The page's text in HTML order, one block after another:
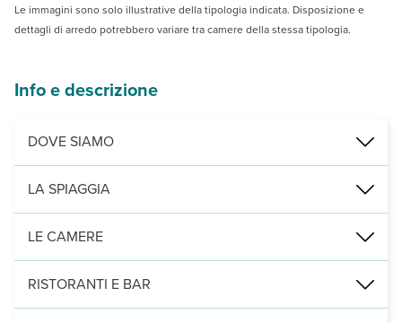
Le immagini sono solo illustrative della tipologia indicata. Disposizione e
dettagli di arredo potrebbero variare tra camere della stessa tipologia.
Info e descrizione
DOVE SIAMO
Salalah, direttamente sulla spiaggia, a 2,5 km dalle rovine di Al
LA SPIAGGIA
di fine sabbia bianca, lentamente digradante, con ombrelloni,
LE CAMERE
154 camere (32m², max 2+2), con servizi privati, asciugacapelli,
RISTORANTI E BAR